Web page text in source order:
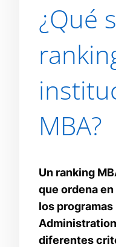
¿Qué
MBA?
Un ranking
que ordena
los
diferentes